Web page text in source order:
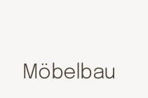
Möbelbau